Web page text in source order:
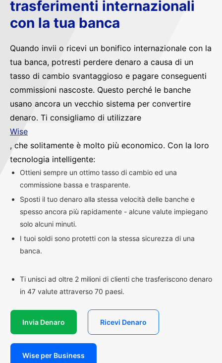
trasferimenti internazionali
con la tua banca
Quando invii o ricevi un bonifico internazionale con la
tua banca, potresti perdere denaro a causa di un
tasso di cambio svantaggioso e pagare conseguenti
commissioni nascoste. Questo perché le banche
usano ancora un vecchio sistema per convertire
denaro. Ti consigliamo di utilizzare
Wise
, che solitamente è molto più economico. Con la loro
tecnologia intelligente:
Ottieni sempre un ottimo tasso di cambio ed una
commissione bassa e trasparente.
Sposti il tuo denaro alla stessa velocità delle banche e
spesso ancora più rapidamente - alcune valute impiegano
solo alcuni minuti.
I tuoi soldi sono protetti con la stessa sicurezza di una
banca.
Ti unisci ad oltre 2 milioni di clienti che trasferiscono denaro
in 47 valute attraverso 70 paesi.
Invia Denaro Ricevi Denaro
Wise per Business